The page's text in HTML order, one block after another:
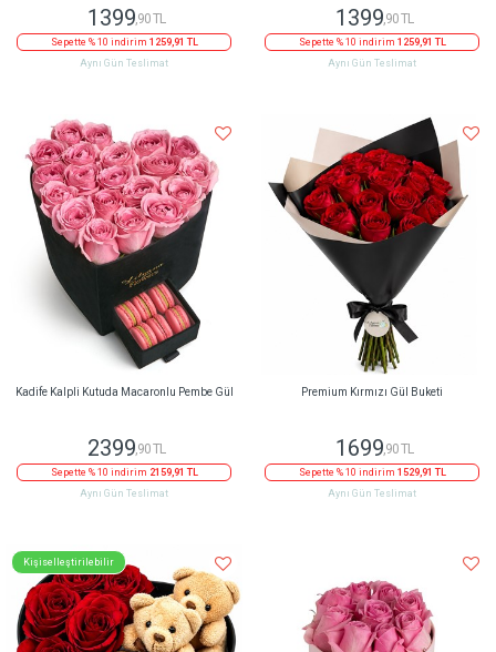
1399 ,90 TL
Sepette % 10 indirim 1259,91 TL
Aynı Gün Teslimat
1399 ,90 TL
Sepette % 10 indirim 1259,91 TL
Aynı Gün Teslimat
Kadife Kalpli Kutuda Macaronlu Pembe Gül
2399,90 TL
Sepette % 10 indirim 2159,91 TL
Aynı Gün Teslimat
Premium Kırmızı Gül Buketi
1699,90 TL
Sepette % 10 indirim 1529,91 TL
Aynı Gün Teslimat
Kişiselleştirilebilir